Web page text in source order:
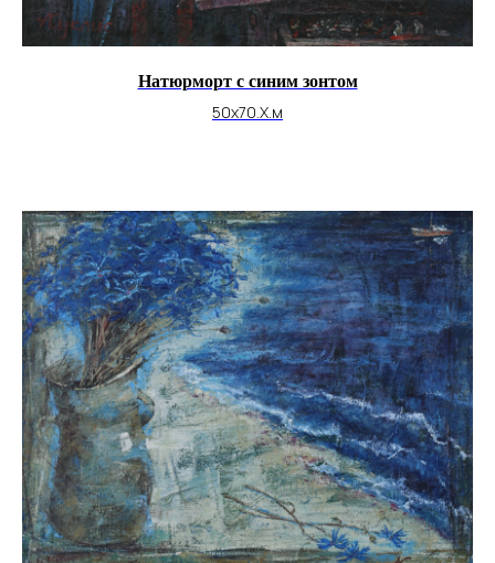
Натюрморт с синим зонтом
50х70.Х.м